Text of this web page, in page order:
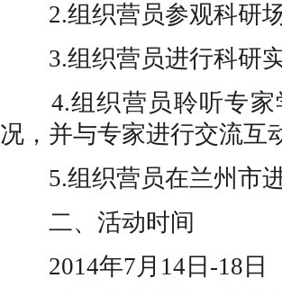
2.组织营员参观科研
3.组织营员进行科研
4.组织营员聆听专
况，并与专家进行交流互
5.组织营员在兰州市
二、活动时间
2014年7月 14 日 -18 日